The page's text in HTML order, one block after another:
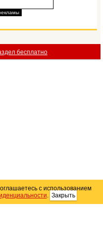
бесплатно
с использованием
. Закрыть